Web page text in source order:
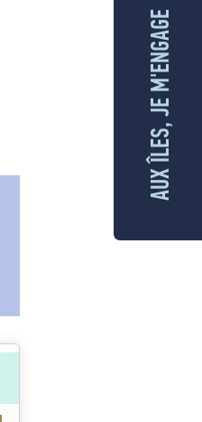
AUX ÎLES, JE M'ENGAGE